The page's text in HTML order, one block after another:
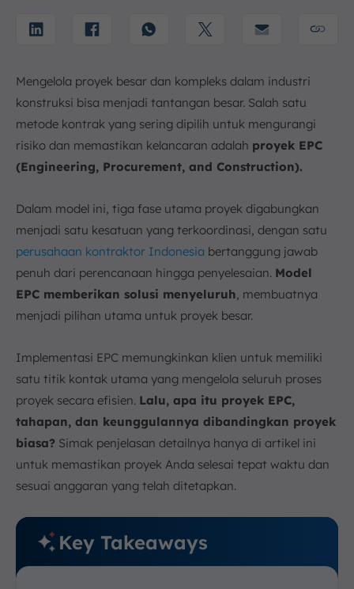
5. Kesimpulan
Mengelola proyek besar dan kompleks dalam industri
konstruksi bisa menjadi tantangan besar. Salah satu
metode kontrak yang sering dipilih untuk mengurangi
risiko dan memastikan kelancaran adalah proyek EPC
(Engineering, Procurement, and Construction).
Dalam model ini, tiga fase utama proyek digabungkan
menjadi satu kesatuan yang terkoordinasi, dengan satu
perusahaan kontraktor Indonesia bertanggung jawab
penuh dari perencanaan hingga penyelesaian. Model
EPC memberikan solusi menyeluruh, membuatnya
menjadi pilihan utama untuk proyek besar.
Implementasi EPC memungkinkan klien untuk memiliki
satu titik kontak utama yang mengelola seluruh proses
proyek secara efisien. Lalu, apa itu proyek EPC,
tahapan, dan keunggulannya dibandingkan proyek
biasa? Simak penjelasan detailnya hanya di artikel ini
untuk memastikan proyek Anda selesai tepat waktu dan
sesuai anggaran yang telah ditetapkan.
Key Takeaways